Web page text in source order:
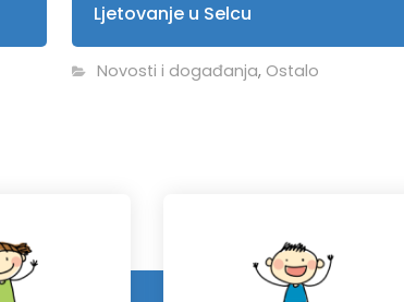
Ljetovanje u Selcu
Novosti i događanja, Ostalo